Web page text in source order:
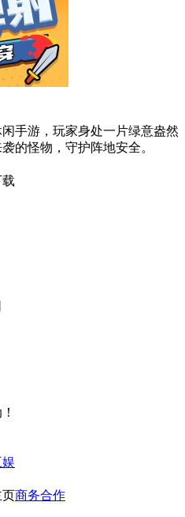
手游，玩家身处一片绿意盎然
的怪物，守护阵地安全。
页商务合作